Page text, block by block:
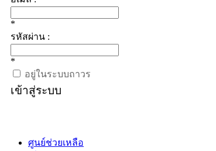
*
รหัสผ่าน :
*
อยู่ในระบบถาวร
เข้าสู่ระบบ
ศูนย์ช่วยเหลือ